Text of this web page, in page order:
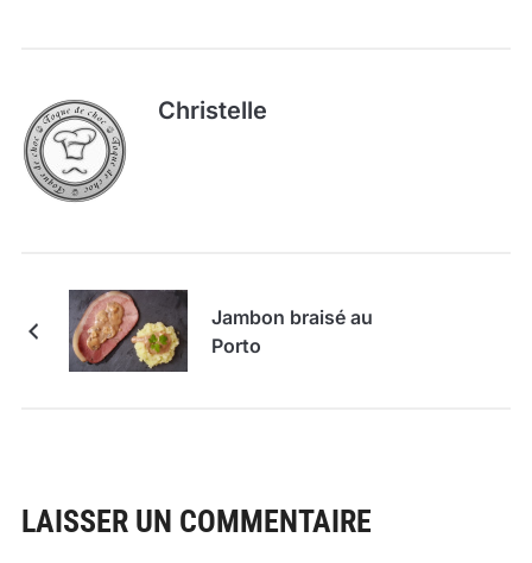
Christelle
Jambon braisé au
Porto
LAISSER UN COMMENTAIRE